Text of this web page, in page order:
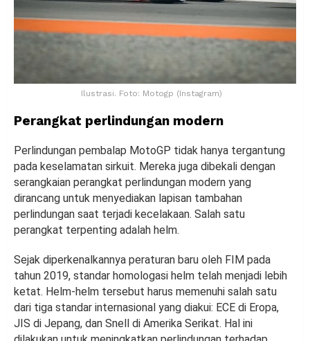
Ilustrasi. Foto: Motogp (Instagram)
Perangkat perlindungan modern
Perlindungan pembalap MotoGP tidak hanya tergantung
pada keselamatan sirkuit. Mereka juga dibekali dengan
serangkaian perangkat perlindungan modern yang
dirancang untuk menyediakan lapisan tambahan
perlindungan saat terjadi kecelakaan. Salah satu
perangkat terpenting adalah helm.
Sejak diperkenalkannya peraturan baru oleh FIM pada
tahun 2019, standar homologasi helm telah menjadi lebih
ketat. Helm-helm tersebut harus memenuhi salah satu
dari tiga standar internasional yang diakui: ECE di Eropa,
JIS di Jepang, dan Snell di Amerika Serikat. Hal ini